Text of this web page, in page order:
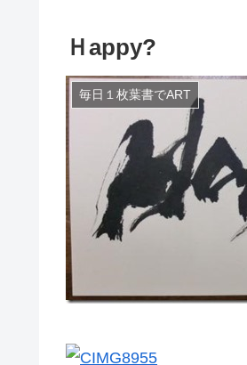
Ｈappy?
毎日１枚葉書でART